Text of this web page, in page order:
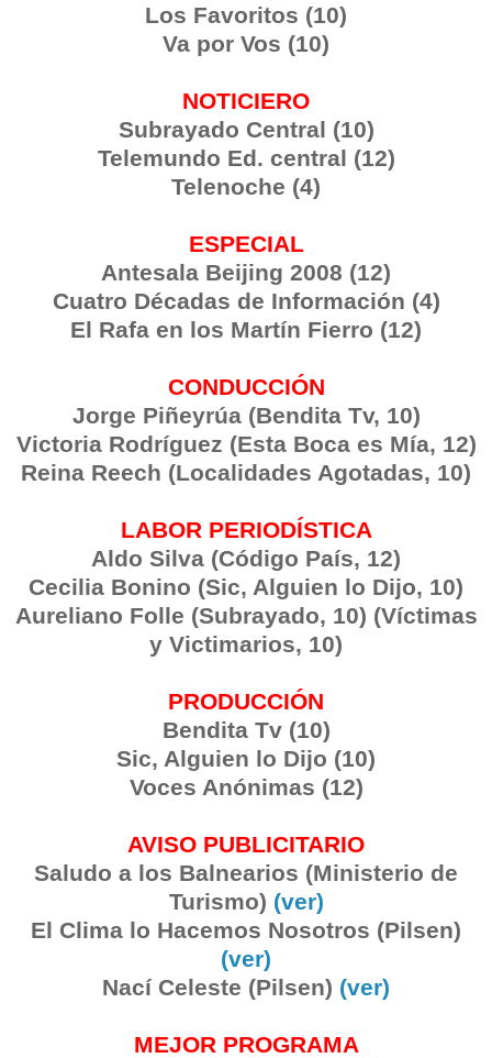
Los Favoritos (10)
Va por Vos (10)
NOTICIERO
Subrayado Central (10)
Telemundo Ed. central (12)
Telenoche (4)
ESPECIAL
Antesala Beijing 2008 (12)
Cuatro Décadas de Información (4)
El Rafa en los Martín Fierro (12)
CONDUCCIÓN
Jorge Piñeyrúa (Bendita Tv, 10)
Victoria Rodríguez (Esta Boca es Mía, 12)
Reina Reech (Localidades Agotadas, 10)
LABOR PERIODÍSTICA
Aldo Silva (Código País, 12)
Cecilia Bonino (Sic, Alguien lo Dijo, 10)
Aureliano Folle (Subrayado, 10) (Víctimas
y Victimarios, 10)
PRODUCCIÓN
Bendita Tv (10)
Sic, Alguien lo Dijo (10)
Voces Anónimas (12)
AVISO PUBLICITARIO
Saludo a los Balnearios (Ministerio de
Turismo) (ver)
El Clima lo Hacemos Nosotros (Pilsen)
(ver)
Nací Celeste (Pilsen) (ver)
MEJOR PROGRAMA